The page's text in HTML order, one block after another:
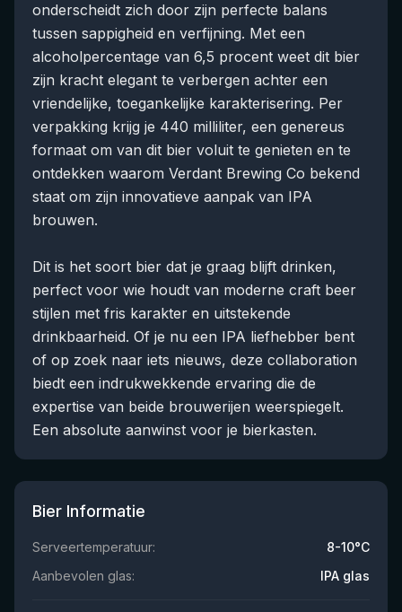
onderscheidt zich door zijn perfecte balans
tussen sappigheid en verfijning. Met een
alcoholpercentage van 6,5 procent weet dit bier
zijn kracht elegant te verbergen achter een
vriendelijke, toegankelijke karakterisering. Per
verpakking krijg je 440 milliliter, een genereus
formaat om van dit bier voluit te genieten en te
ontdekken waarom Verdant Brewing Co bekend
staat om zijn innovatieve aanpak van IPA
brouwen.
Dit is het soort bier dat je graag blijft drinken,
perfect voor wie houdt van moderne craft beer
stijlen met fris karakter en uitstekende
drinkbaarheid. Of je nu een IPA liefhebber bent
of op zoek naar iets nieuws, deze collaboration
biedt een indrukwekkende ervaring die de
expertise van beide brouwerijen weerspiegelt.
Een absolute aanwinst voor je bierkasten.
Bier Informatie
Serveertemperatuur:
8-10°C
Aanbevolen glas:
IPA glas